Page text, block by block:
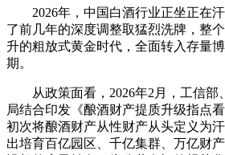
2026年，中国白酒行业正坐正在汗
了前几年的深度调整取猛烈洗牌，整
升的粗放式黄金时代，全面转入存量
期。
从政策面看，2026年2月，工信部
局结合印发《酿酒财产提质升级指点
初次将酿酒财产从性财产从头定义为
出培育百亿园区、千亿集群、万亿财